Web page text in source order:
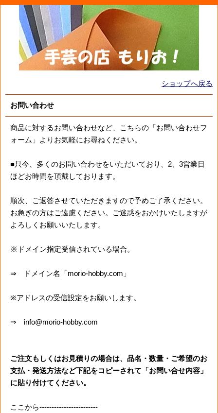
ショップへ戻る
お問い合わせ
商品に対するお問い合わせなど、こちらの「お問い合わせフ
ォーム」よりお気軽にお尋ねください。
■只今、多くのお問い合わせをいただいており、2、3営業日
ほどお時間を頂戴しております。
順次、ご返答させていただきますので予めご了承ください。
お急ぎの方はご遠慮ください。ご迷惑をおかけいたしますが
よろしくお願いいたします。
※ドメイン指定受信されている場合。
⇒ ドメイン名「morio-hobby.com」
※アドレスの受信設定をお願いします。
⇒ info@morio-hobby.com
ご注文もしくはお見積りの場合は、品名・数量・ご希望のお
支払・発送方法など下記をコピーされて「お問い合せ内容」
に貼り付けてください。
ここから------------------------